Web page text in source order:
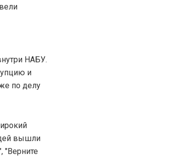
НАБУ.
и
по делу
вышли
"Верните